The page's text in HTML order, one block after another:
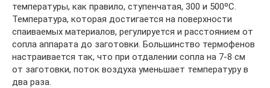
температуры, как правило, ступенчатая, 300 и 500ºС.
Температура, которая достигается на поверхности
спаиваемых материалов, регулируется и расстоянием от
сопла аппарата до заготовки. Большинство термофенов
настраивается так, что при отдалении сопла на 7-8 см
от заготовки, поток воздуха уменьшает температуру в
два раза.